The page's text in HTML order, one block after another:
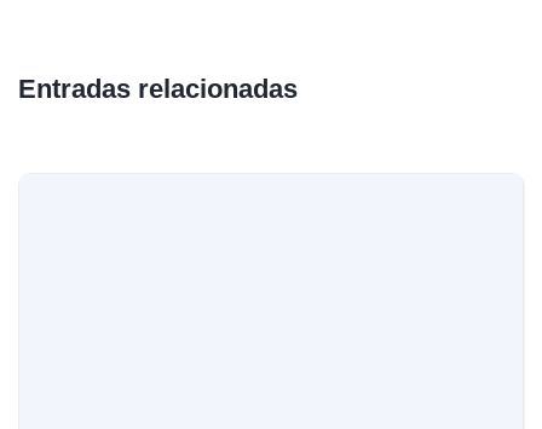
Entradas relacionadas